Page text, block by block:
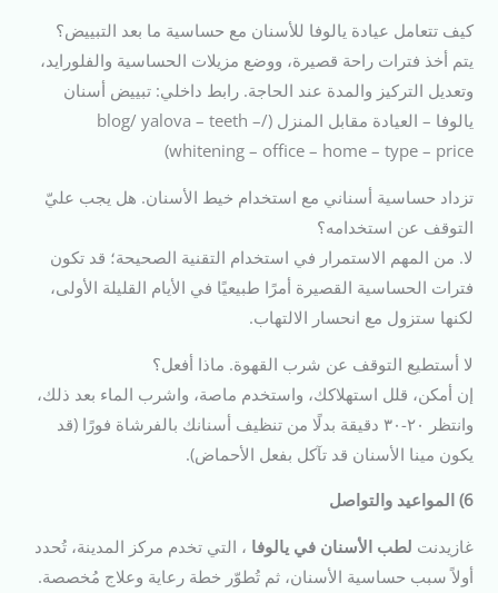
كيف تتعامل عيادة يالوفا للأسنان مع حساسية ما بعد التبييض؟
يتم أخذ فترات راحة قصيرة، ووضع مزيلات الحساسية والفلورايد،
وتعديل التركيز والمدة عند الحاجة. رابط داخلي: تبييض أسنان
يالوفا – العيادة مقابل المنزل (/blog/ yalova – teeth –
whitening – office – home – type – price)
تزداد حساسية أسناني مع استخدام خيط الأسنان. هل يجب عليّ
التوقف عن استخدامه؟
لا. من المهم الاستمرار في استخدام التقنية الصحيحة؛ قد تكون
فترات الحساسية القصيرة أمرًا طبيعيًا في الأيام القليلة الأولى،
لكنها ستزول مع انحسار الالتهاب.
لا أستطيع التوقف عن شرب القهوة. ماذا أفعل؟
إن أمكن، قلل استهلاكك، واستخدم ماصة، واشرب الماء بعد ذلك،
وانتظر ٢٠-٣٠ دقيقة بدلًا من تنظيف أسنانك بالفرشاة فورًا (قد
يكون مينا الأسنان قد تآكل بفعل الأحماض).
6) المواعيد والتواصل
غازيدنت لطب الأسنان في يالوفا ، التي تخدم مركز المدينة، تُحدد
أولاً سبب حساسية الأسنان، ثم تُطوّر خطة رعاية وعلاج مُخصصة.